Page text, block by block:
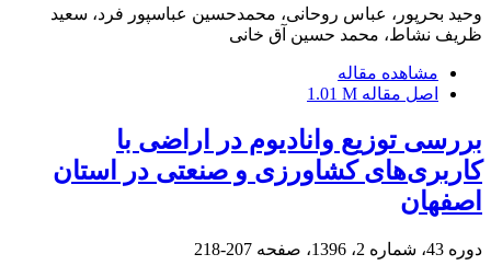
وحید بحرپور، عباس روحانی، محمدحسین عباسپور فرد، سعید
ظریف نشاط، محمد حسین آق خانی
مشاهده مقاله
اصل مقاله 1.01 M
بررسی توزیع وانادیوم در اراضی با
کاربری‌های کشاورزی و صنعتی در استان
اصفهان
دوره 43، شماره 2، 1396، صفحه 207-218